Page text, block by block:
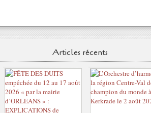
Articles récents